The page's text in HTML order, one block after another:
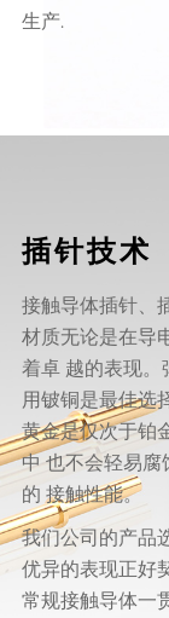
生产.
插针技术
接触导体插针、
材质无论是在导
着卓 越的表现。
用铍铜是最佳选
黄金是仅次于铂
中 也不会轻易腐
的 接触性能。
我们公司的产品
优异的表现正好
常规接触导体一